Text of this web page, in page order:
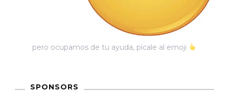
pero ocupamos de tu ayuda, pícale al emoji
SPONSORS